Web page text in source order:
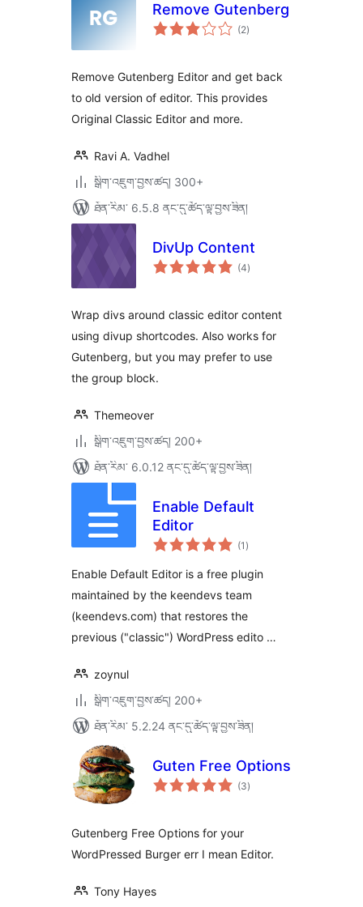
Remove Gutenberg
(2གདེང་
འཇོག་
)
Remove Gutenberg Editor and get back
to old version of editor. This provides
Original Classic Editor and more.
Ravi A. Vadhel
སྒྲིག་འཇུག་བྱས་ཚད། 300+
ཐོན་རིམ་ 6.5.8 ནང་དུ་ཚོད་ལྟ་བྱས་ཟིན།
DivUp Content
(4གདེང་
འཇོག་
)
Wrap divs around classic editor content
using divup shortcodes. Also works for
Gutenberg, but you may prefer to use
the group block.
Themeover
སྒྲིག་འཇུག་བྱས་ཚད། 200+
ཐོན་རིམ་ 6.0.12 ནང་དུ་ཚོད་ལྟ་བྱས་ཟིན།
Enable Default
Editor
(1 གདེང་
འཇོག་
ཚང་།
)
Enable Default Editor is a free plugin
maintained by the keendevs team
(keendevs.com) that restores the
previous ("classic") WordPress edito …
zoynul
སྒྲིག་འཇུག་བྱས་ཚད། 200+
ཐོན་རིམ་ 5.2.24 ནང་དུ་ཚོད་ལྟ་བྱས་ཟིན།
Guten Free Options
(3གདེང་
འཇོག་
)
Gutenberg Free Options for your
WordPressed Burger err I mean Editor.
Tony Hayes